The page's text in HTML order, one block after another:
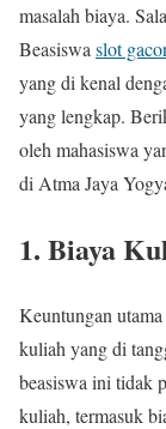
masalah biaya.
Beasiswa slot
yang di kenal
yang lengkap.
oleh mahasiswa
di Atma Jaya
1. Biaya
Keuntungan
kuliah yang di
beasiswa ini tidak
kuliah, termasuk